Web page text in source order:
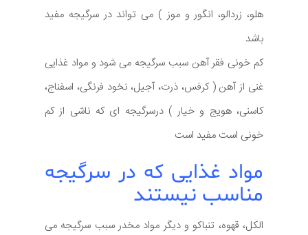
هلو، زردالو، انگور و موز ) می تواند در سرگیجه مفید
باشد
کم خونی فقر آهن سبب سرگیجه می شود و مواد غذایی
غنی از آهن ( کرفس، ذرت، آجیل، نخود فرنگی، اسفناج،
کاسنی، هویج و خیار ) درسرگیجه ای که ناشی از کم
خونی است مفید است
مواد غذایی که در سرگیجه
مناسب نیستند
الکل، قهوه، تنباکو و دیگر مواد مخدر سبب سرگیجه می